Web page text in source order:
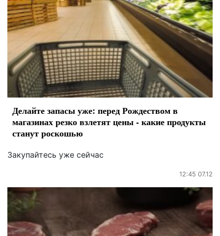
Делайте запасы уже: перед Рождеством в
магазинах резко взлетят цены - какие продукты
станут роскошью
Закупайтесь уже сейчас
12:45 07.12